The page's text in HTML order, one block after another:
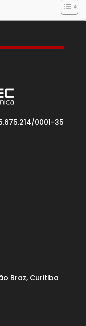
0001-35
Braz, Curitiba